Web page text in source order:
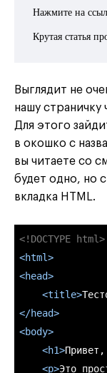
Нажмите на
Крутая статья
Выглядит не
нашу страничку
Для этого
в окошко с
вы читаете со
будет одно, но
вкладка HTML.
<!DOCTYPE html>
<html>
<head>
<title>
</head>
<body>
<h1>
<p>Это